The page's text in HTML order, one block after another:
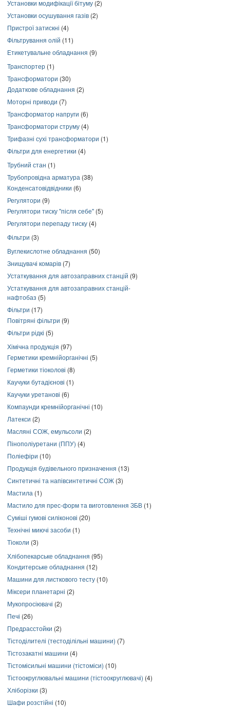
Установки модифікації бітуму (2)
Установки осушування газів (2)
Пристрої затискні (4)
Фільтрування олій (11)
Етикетувальне обладнання (9)
Транспортер (1)
Трансформатори (30)
Додаткове обладнання (2)
Моторні приводи (7)
Трансформатор напруги (6)
Трансформатори струму (4)
Трифазні сухі трансформатори (1)
Фільтри для енергетики (4)
Трубний стан (1)
Трубопровідна арматура (38)
Конденсатовідвідники (6)
Регулятори (9)
Регулятори тиску "після себе" (5)
Регулятори перепаду тиску (4)
Фільтри (3)
Вуглекислотне обладнання (50)
Знищувачі комарів (7)
Устаткування для автозаправних станцій (9)
Устаткування для автозаправних станцій-
нафтобаз (5)
Фільтри (17)
Повітряні фільтри (9)
Фільтри рідкі (5)
Хімічна продукція (97)
Герметики кремнійорганічні (5)
Герметики тіоколові (8)
Каучуки бутадієнові (1)
Каучуки уретанові (6)
Компаунди кремнійорганічні (10)
Латекси (2)
Масляні СОЖ, емульсоли (2)
Пінополіуретани (ППУ) (4)
Поліефіри (10)
Продукція будівельного призначення (13)
Синтетичні та напівсинтетичні СОЖ (3)
Мастила (1)
Мастило для прес-форм та виготовлення ЗБВ (1)
Суміші гумові силіконові (20)
Технічні миючі засоби (1)
Тіоколи (3)
Хлібопекарське обладнання (95)
Кондитерське обладнання (12)
Машини для листкового тесту (10)
Міксери планетарні (2)
Мукопросіювачі (2)
Печі (26)
Предрасстойки (2)
Тістоділителі (тестоділільні машини) (7)
Тістозакатні машини (4)
Тістомісильні машини (тістоміси) (10)
Тістоокруглювальні машини (тістоокруглювачі) (4)
Хліборізки (3)
Шафи розстійні (10)